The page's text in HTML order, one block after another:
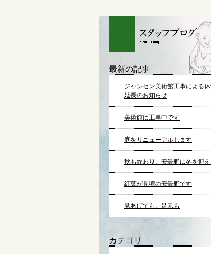
最新の記事
ジャンセン美術館工事による
延長のお知らせ
美術館は工事中です
庭をリニューアルします
秋も終わり、安曇野は冬を迎
紅葉が見頃の安曇野です
見あげても、足元も
カテゴリ